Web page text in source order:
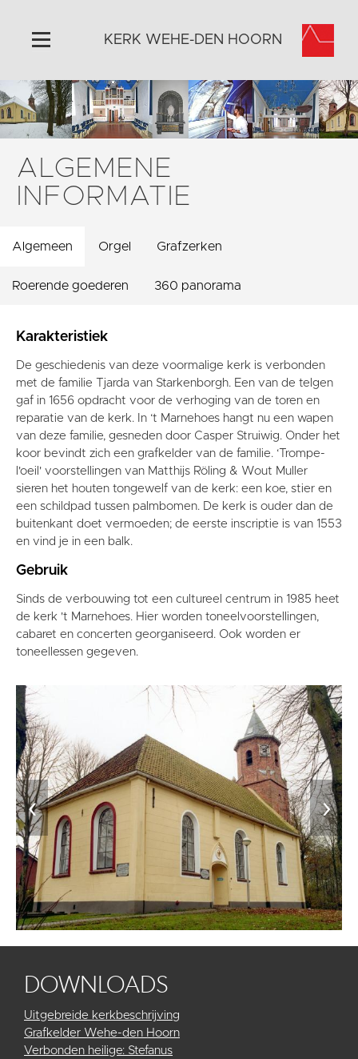
Home
Algemeen
Historie
Omgeving
Activiteiten
Vaktaal
KERK WEHE-DEN HOORN
ALGEMENE
INFORMATIE
Algemeen Orgel Grafzerken
Roerende goederen 360 panorama
Karakteristiek
De geschiedenis van deze voormalige kerk is verbonden
met de familie Tjarda van Starkenborgh. Een van de telgen
gaf in 1656 opdracht voor de verhoging van de toren en
reparatie van de kerk. In ‘t Marnehoes hangt nu een wapen
van deze familie, gesneden door Casper Struiwig. Onder het
koor bevindt zich een grafkelder van de familie. ‘Trompe-
l'oeil' voorstellingen van Matthijs Röling & Wout Muller
sieren het houten tongewelf van de kerk: een koe, stier en
een schildpad tussen palmbomen. De kerk is ouder dan de
buitenkant doet vermoeden; de eerste inscriptie is van 1553
en vind je in een balk.
Gebruik
Sinds de verbouwing tot een cultureel centrum in 1985 heet
de kerk 't Marnehoes. Hier worden toneelvoorstellingen,
cabaret en concerten georganiseerd. Ook worden er
toneellessen gegeven.
‹ ›
DOWNLOADS
Uitgebreide kerkbeschrijving
Grafkelder Wehe-den Hoorn
Verbonden heilige: Stefanus